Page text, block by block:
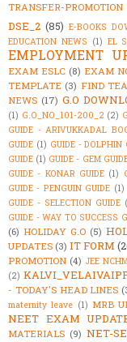
TRANSFER-PROMOTION
DSE_2 (85) E-BOOKS
EDUCATION NEWS (1) EL
EMPLOYMENT
EXAM ESLC (8) EXAM
TEMPLATE (3) FIND
NEWS (17) G.O
(1) G.O_NO_101-200_2 (2)
GUIDE - ARIVUKKADAL
GUIDE (1) GUIDE - DOLPHIN
GUIDE (1) GUIDE - GEM
GUIDE - KONAR GUIDE (1)
GUIDE - PENGUIN GUIDE (1)
GUIDE - SELECTION GUIDE
GUIDE - WAY TO SUCCESS
(6) HOLIDAY G.O (5)
UPDATES (3) IT FORM
PROMOTION (4) JEE
(2)
- TODAY'S HEAD LINES
maternity leave (1) MRB
NEET EXAM
MATERIALS (9) NET-